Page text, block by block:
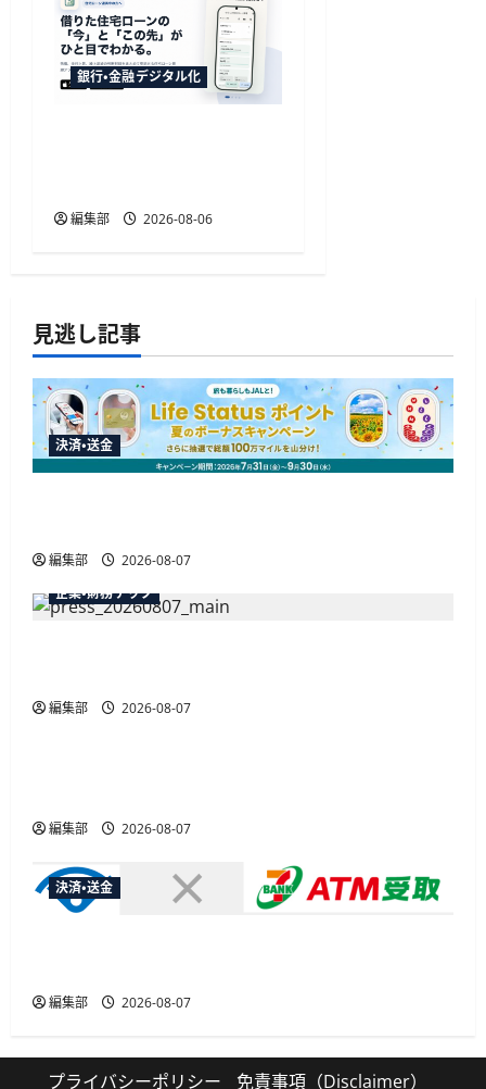
銀行・金融デジタル化
編集部 2026-08-06
見逃し記事
決済・送金
編集部
2026-08-07
企業・財務テック
編集部 2026-08-07
広告
編集部 2026-08-07
決済・送金
編集部 2026-08-07
プライバシーポリシー 免責事項（Disclaimer）